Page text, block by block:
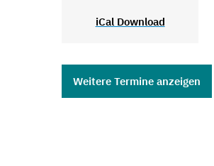
iCal Download
Weitere Termine anzeigen